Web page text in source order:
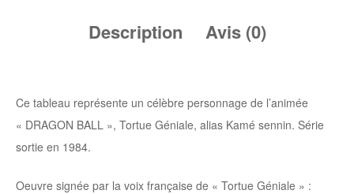
Description Avis (0)
Ce tableau représente un célèbre personnage de l’animée
« DRAGON BALL », Tortue Géniale, alias Kamé sennin. Série
sortie en 1984.
Oeuvre signée par la voix française de « Tortue Géniale » :